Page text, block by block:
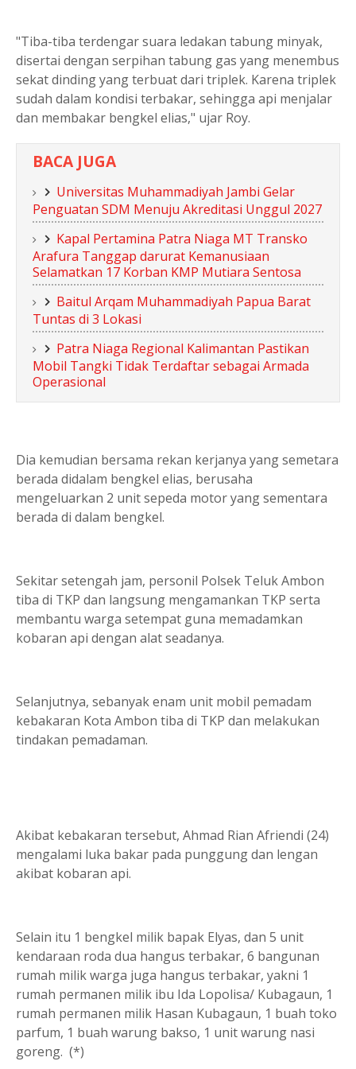
"Tiba-tiba terdengar suara ledakan tabung minyak,
disertai dengan serpihan tabung gas yang menembus
sekat dinding yang terbuat dari triplek. Karena triplek
sudah dalam kondisi terbakar, sehingga api menjalar
dan membakar bengkel elias," ujar Roy.
BACA JUGA
Universitas Muhammadiyah Jambi Gelar
Penguatan SDM Menuju Akreditasi Unggul 2027
Kapal Pertamina Patra Niaga MT Transko
Arafura Tanggap darurat Kemanusiaan
Selamatkan 17 Korban KMP Mutiara Sentosa
Baitul Arqam Muhammadiyah Papua Barat
Tuntas di 3 Lokasi
Patra Niaga Regional Kalimantan Pastikan
Mobil Tangki Tidak Terdaftar sebagai Armada
Operasional
Dia kemudian bersama rekan kerjanya yang semetara
berada didalam bengkel elias, berusaha
mengeluarkan 2 unit sepeda motor yang sementara
berada di dalam bengkel.
Sekitar setengah jam, personil Polsek Teluk Ambon
tiba di TKP dan langsung mengamankan TKP serta
membantu warga setempat guna memadamkan
kobaran api dengan alat seadanya.
Selanjutnya, sebanyak enam unit mobil pemadam
kebakaran Kota Ambon tiba di TKP dan melakukan
tindakan pemadaman.
Akibat kebakaran tersebut, Ahmad Rian Afriendi (24)
mengalami luka bakar pada punggung dan lengan
akibat kobaran api.
Selain itu 1 bengkel milik bapak Elyas, dan 5 unit
kendaraan roda dua hangus terbakar, 6 bangunan
rumah milik warga juga hangus terbakar, yakni 1
rumah permanen milik ibu Ida Lopolisa/ Kubagaun, 1
rumah permanen milik Hasan Kubagaun, 1 buah toko
parfum, 1 buah warung bakso, 1 unit warung nasi
goreng. (*)